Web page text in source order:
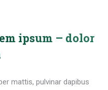
ipsum – dolor
mattis, pulvinar dapibus